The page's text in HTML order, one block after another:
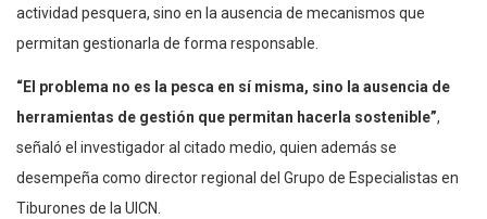
actividad pesquera, sino en la ausencia de mecanismos que
permitan gestionarla de forma responsable.
“El problema no es la pesca en sí misma, sino la ausencia de
herramientas de gestión que permitan hacerla sostenible”,
señaló el investigador al citado medio, quien además se
desempeña como director regional del Grupo de Especialistas en
Tiburones de la UICN.